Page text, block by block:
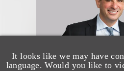
It looks like we may have
language. Would you like to